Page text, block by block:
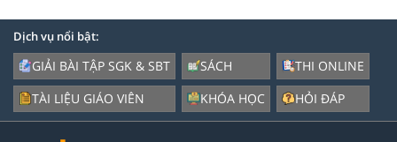
Dịch vụ nổi bật:
GIẢI BÀI TẬP SGK & SBT
TÀI LIỆU GIÁO VIÊN
SÁCH
KHÓA HỌC
THI ONLINE
HỎI ĐÁP